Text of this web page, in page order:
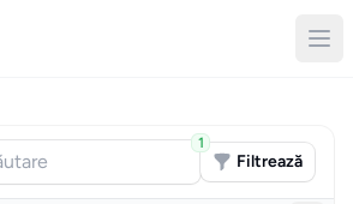
Filtrează
1